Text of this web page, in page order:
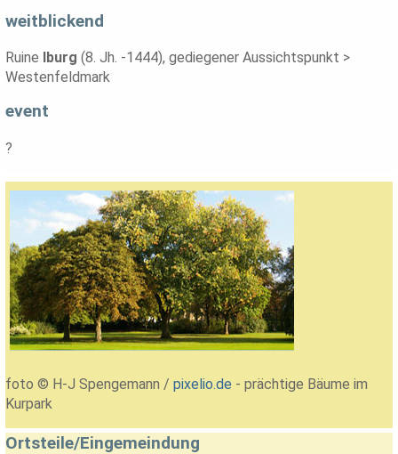
foto © H-J Spengemann /pixelio.de - prächtige Bäume im
Kurpark
weitblickend
Ruine Iburg (8. Jh. -1444), gediegener Aussichtspunkt >
Westenfeldmark
event
?
Ortsteile/Eingemeindung